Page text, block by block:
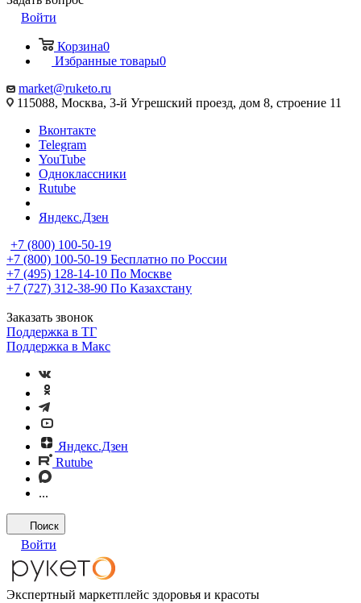
Войти
Корзина0
Избранные товары0
market@ruketo.ru
115088, Москва, 3-й Угрешский проезд, дом 8, строение 11
Вконтакте
Telegram
YouTube
Одноклассники
Rutube
Яндекс.Дзен
+7 (800) 100-50-19
+7 (800) 100-50-19 Бесплатно по России
+7 (495) 128-14-10 По Москве
+7 (727) 312-38-90 По Казахстану
Заказать звонок
Поддержка в ТГ
Поддержка в Макс
Яндекс.Дзен
Rutube
...
Поиск
Войти
Экспертный маркетплейс здоровья и красоты